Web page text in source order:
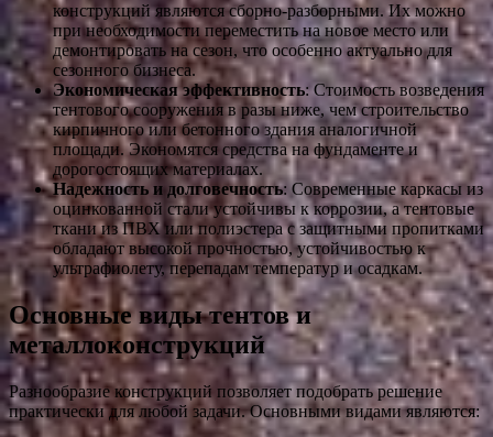
конструкций являются сборно-разборными. Их можно
при необходимости переместить на новое место или
демонтировать на сезон, что особенно актуально для
сезонного бизнеса.
Экономическая эффективность: Стоимость возведения
тентового сооружения в разы ниже, чем строительство
кирпичного или бетонного здания аналогичной
площади. Экономятся средства на фундаменте и
дорогостоящих материалах.
Надежность и долговечность: Современные каркасы из
оцинкованной стали устойчивы к коррозии, а тентовые
ткани из ПВХ или полиэстера с защитными пропитками
обладают высокой прочностью, устойчивостью к
ультрафиолету, перепадам температур и осадкам.
Основные виды тентов и
металлоконструкций
Разнообразие конструкций позволяет подобрать решение
практически для любой задачи. Основными видами являются: